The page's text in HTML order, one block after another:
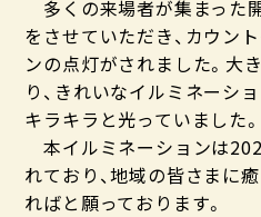
多くの来場者が集まった
をさせていただき、カウン
ンの点灯がされました。大
り、きれいなイルミネーシ
キラキラと光っていました。
本イルミネーションは
れており、地域の皆さまに
ればと願っております。